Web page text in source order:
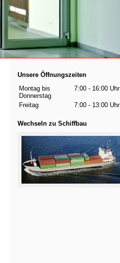
Unsere Öffnungszeiten
Montag bis
Donnerstag
7:00 - 16:00 Uhr
Freitag 7:00 - 13:00 Uhr
Wechseln zu Schiffbau